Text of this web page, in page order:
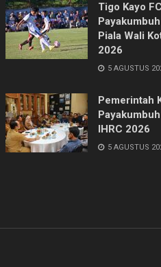
Tigo Kayo FC
Piala Wali
2026
5 AGUSTUS
Pemerintah
IHRC 2026
5 AGUSTUS